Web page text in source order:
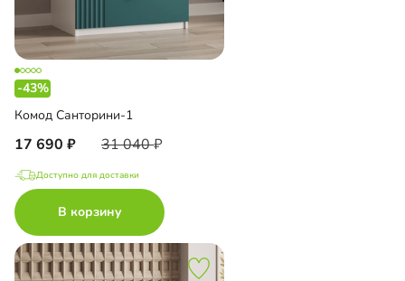
-43%
Комод Санторини-1
17 690 31 040
Доступно для доставки
В корзину